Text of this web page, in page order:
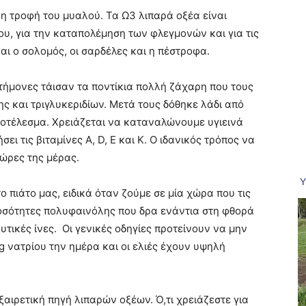
η τροφή του μυαλού. Τα Ω3 λιπαρά οξέα είναι
για την καταπολέμηση των φλεγμονών και για τις
ο σολομός, οι σαρδέλες και η πέστροφα.
τάισαν τα ποντίκια πολλή ζάχαρη που τους
τριγλυκεριδίων. Μετά τους δόθηκε λάδι από
Χρειάζεται να καταναλώνουμε υγιεινά
τις βιταμίνες Α, D, Ε και Κ. Ο ιδανικός τρόπος να
της μέρας.
μας, ειδικά όταν ζούμε σε μία χώρα που τις
πολυφαινόλης που δρα ενάντια στη φθορά
ίνες. Οι γενικές οδηγίες προτείνουν να μην
την ημέρα και οι ελιές έχουν υψηλή
πηγή λιπαρών οξέων. Ό,τι χρειάζεστε για